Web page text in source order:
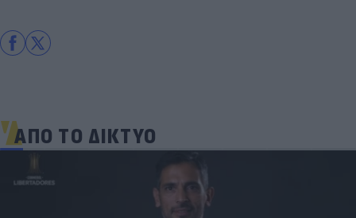
ΑΠΟ ΤΟ ΔΙΚΤΥΟ